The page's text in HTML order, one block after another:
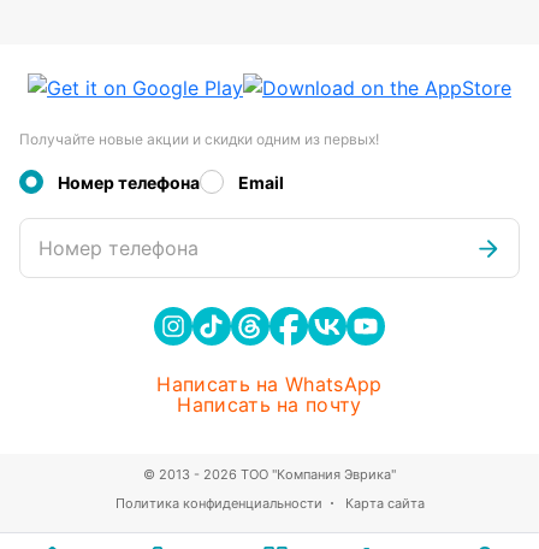
Получайте новые акции и скидки одним из первых!
Номер телефона Email
Номер телефона
Написать на WhatsApp
Написать на почту
Политика конфиденциальности Карта сайта
© 2013 - 2026 ТОО "Компания Эврика"